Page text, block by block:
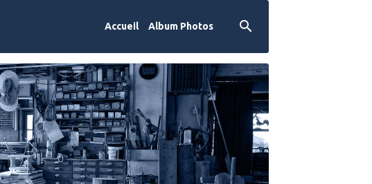
Accueil Album Photos